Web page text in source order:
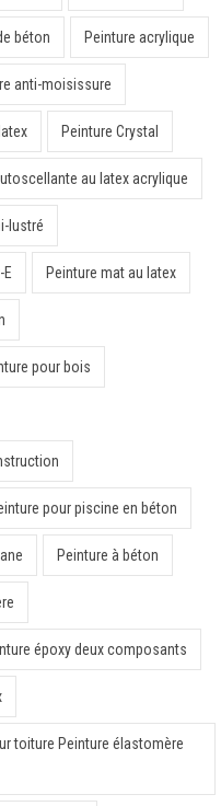
béton Peinture acrylique
anti-moisissure
Peinture Crystal
au latex acrylique
lustré
Peinture mat au latex
pour bois
pour piscine en béton
Peinture à béton
époxy deux composants
toiture Peinture élastomère